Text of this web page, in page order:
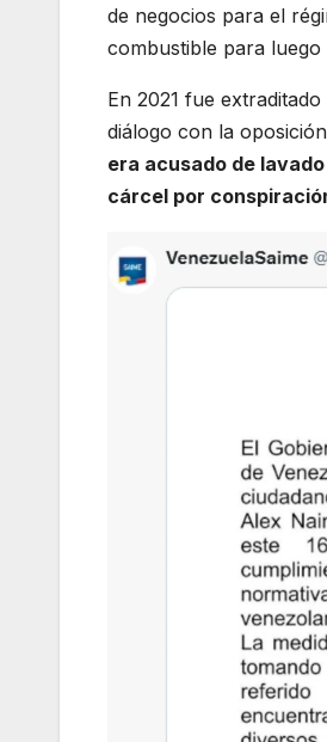
de negocios para el
combustible para luego
En 2021 fue
diálogo con la
era acusado de
cárcel por